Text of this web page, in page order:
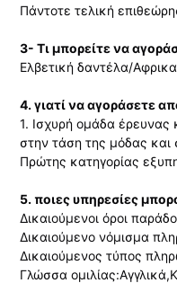
Πάντοτε τελική
3- Τι μπορείτε να
Ελβετική δαντέλα/
4. γιατί να αγοράσετε
1. Ισχυρή ομάδα έρευνας
στην τάση της μόδας
Πρώτης κατηγορίας
5. ποιες υπηρεσίες
Δικαιούμενοι όροι
Δικαιούμενο νόμισμα
Δικαιούμενος τύπος
Γλώσσα